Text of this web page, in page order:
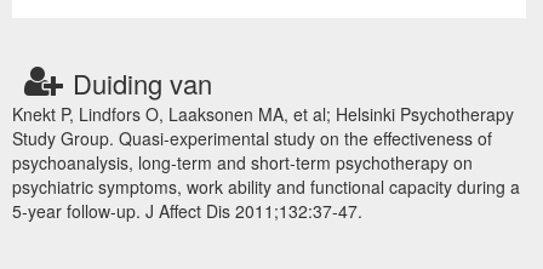
Duiding van
Knekt P, Lindfors O, Laaksonen MA, et al; Helsinki Psychotherapy
Study Group. Quasi-experimental study on the effectiveness of
psychoanalysis, long-term and short-term psychotherapy on
psychiatric symptoms, work ability and functional capacity during a
5-year follow-up. J Affect Dis 2011;132:37-47.